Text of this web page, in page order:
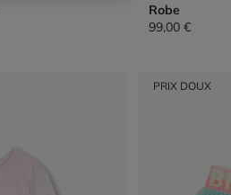
Robe
99,00 €
PRIX DOUX